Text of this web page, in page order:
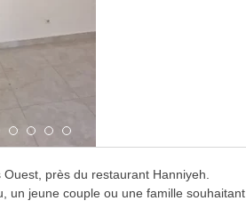
près du restaurant Hanniyeh.
un jeune couple ou une famille souhaitant